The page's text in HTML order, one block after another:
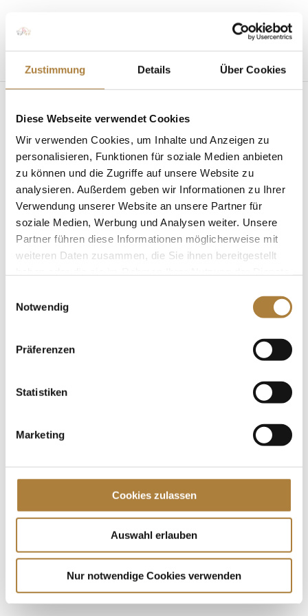
Zustimmung Details Über Cookies
Diese Webseite verwendet Cookies
Wir verwenden Cookies, um Inhalte und Anzeigen zu
personalisieren, Funktionen für soziale Medien anbieten
zu können und die Zugriffe auf unsere Website zu
analysieren. Außerdem geben wir Informationen zu Ihrer
Verwendung unserer Website an unsere Partner für
soziale Medien, Werbung und Analysen weiter. Unsere
Partner führen diese Informationen möglicherweise mit
weiteren Daten zusammen, die Sie ihnen bereitgestellt
Notwendig
Präferenzen
Statistiken
Marketing
Cookies zulassen
Auswahl erlauben
Nur notwendige Cookies verwenden
Seite wählen
Team-Gold bei der Vielseitigkeits-EM in
Blenheim
von Insa Strothmann| 22. September 2025 News
Talentpool für Förderpatenschaften
Talentpool-Athleten der Stiftung glänzen Das
deutsche Vielseitigkeitsteam hat bei den
Europameisterschaften im Heimatland der
Vielseitigkeitsreiterei, im britischen Blenheim, eine
starke Leistung gezeigt und erstmals nach 2019
Jede Spende zählt!
Talentpool-Athlet Calvin Böckmann wird U25-
100. Geburtstag von HGW: Warendorf erinnert an
eine Legende des Pferdesports
Goldenes Reitabzeichen für Carolina Miesner